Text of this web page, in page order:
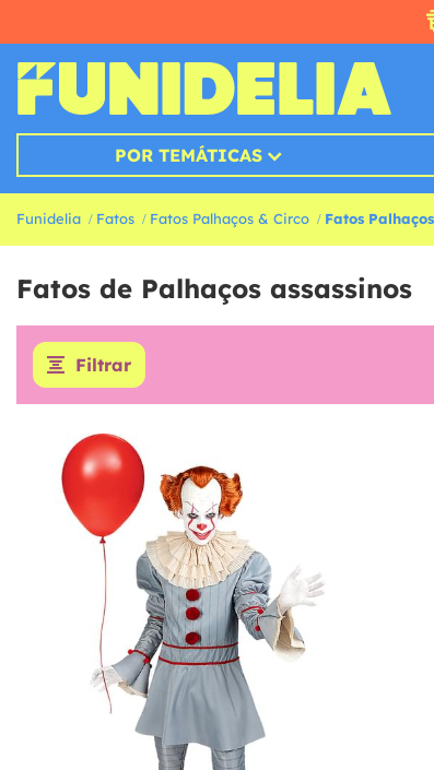
POR TEMÁTICAS
Funidelia Fatos Fatos Palhaços & Circo Fatos
Fatos de Palhaços assassinos
Filtrar